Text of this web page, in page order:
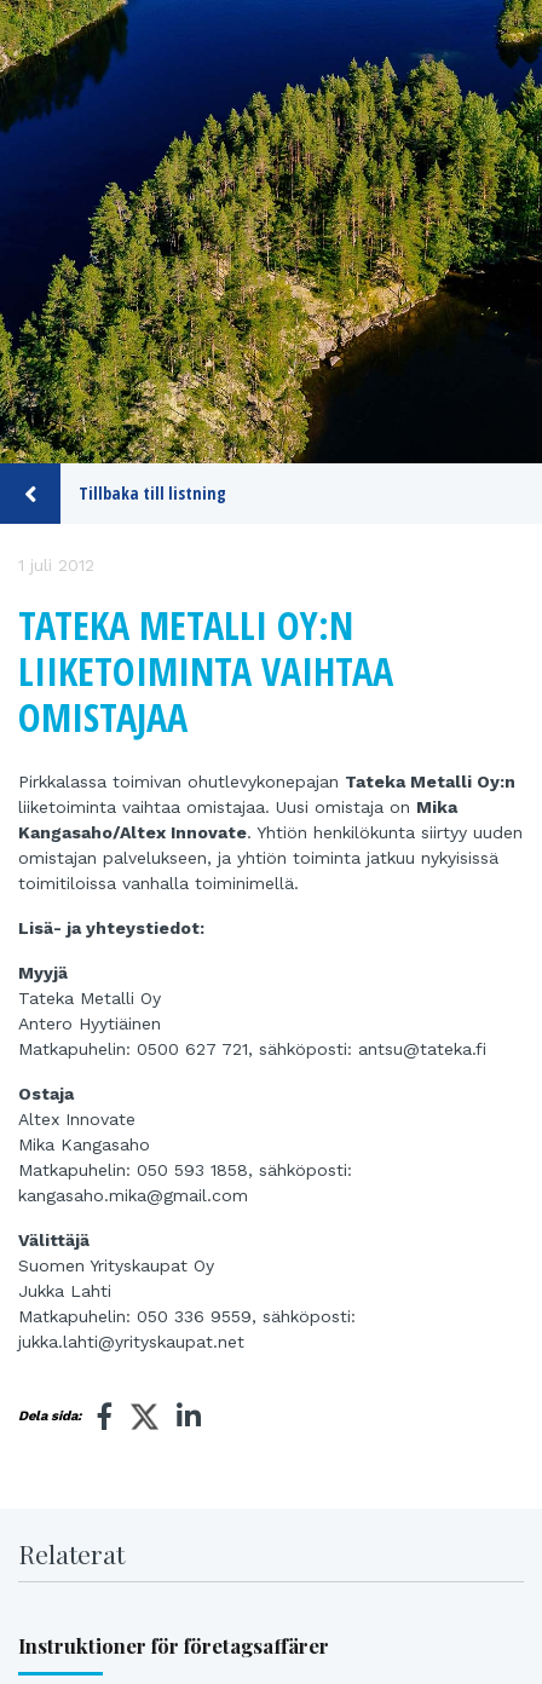
Tillbaka till listning
1 juli 2012
TATEKA METALLI OY:N
LIIKETOIMINTA VAIHTAA
OMISTAJAA
Pirkkalassa toimivan ohutlevykonepajan Tateka Metalli Oy:n
liiketoiminta vaihtaa omistajaa. Uusi omistaja on Mika
Kangasaho/Altex Innovate. Yhtiön henkilökunta siirtyy uuden
omistajan palvelukseen, ja yhtiön toiminta jatkuu nykyisissä
toimitiloissa vanhalla toiminimellä.
Lisä- ja yhteystiedot:
Myyjä
Tateka Metalli Oy
Antero Hyytiäinen
Matkapuhelin: 0500 627 721, sähköposti: antsu@tateka.fi
Ostaja
Altex Innovate
Mika Kangasaho
Matkapuhelin: 050 593 1858, sähköposti:
kangasaho.mika@gmail.com
Välittäjä
Suomen Yrityskaupat Oy
Jukka Lahti
Matkapuhelin: 050 336 9559, sähköposti:
jukka.lahti@yrityskaupat.net
Dela sida:
Relaterat
Instruktioner för företagsaffärer